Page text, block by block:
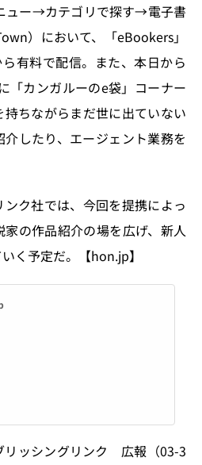
ュー→カテゴリで探す→電子書
）において、「eBookers」
有料で配信。また、本日から
「カンガルーのe袋」コーナー
ちながらまだ世に出ていない
したり、エージェント業務を
ク社では、今回を提携によっ
の作品紹介の場を広げ、新人
く予定だ。【hon.jp】
リッシングリンク 広報（03-3